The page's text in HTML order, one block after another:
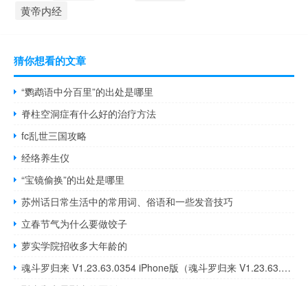
黄帝内经
猜你想看的文章
“鹦鹉语中分百里”的出处是哪里
脊柱空洞症有什么好的治疗方法
fc乱世三国攻略
经络养生仪
“宝镜偷换”的出处是哪里
苏州话日常生活中的常用词、俗语和一些发音技巧
立春节气为什么要做饺子
萝实学院招收多大年龄的
魂斗罗归来 V1.23.63.0354 iPhone版（魂斗罗归来 V1.23.63.0354 iPhone版功能简介）